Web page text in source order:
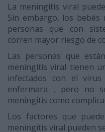
La meningitis viral
Sin embargo, los bebés
personas que con
corren mayor riesgo de
Las personas que
meningitis viral tienen
infectados con el
enfermara , pero no
meningitis como
Los factores que
meningitis viral pueden